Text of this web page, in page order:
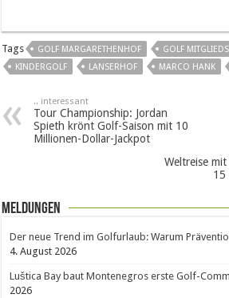
Tags GOLF MARGARETHENHOF GOLF
KINDERGOLF
LANSERHOF MARCO HANK
.. interessant
Tour Championship: Jordan
Spieth krönt Golf-Saison mit 10
Millionen-Dollar-Jackpot
Weltreise
15
Meldungen
Der neue Trend im Golfurlaub: Warum
4. August 2026
Luštica Bay baut Montenegros erste Golf-
2026